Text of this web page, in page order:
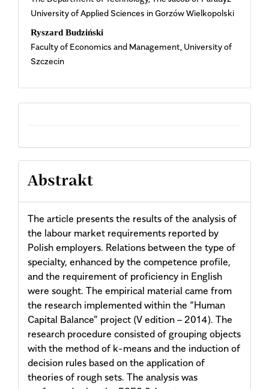
University of Applied Sciences in Gorzów Wielkopolski
Ryszard Budziński
Faculty of Economics and Management, University of
Szczecin
Abstrakt
The article presents the results of the analysis of
the labour market requirements reported by
Polish employers. Relations between the type of
specialty, enhanced by the competence profile,
and the requirement of proficiency in English
were sought. The empirical material came from
the research implemented within the “Human
Capital Balance” project (V edition – 2014). The
research procedure consisted of grouping objects
with the method of k-means and the induction of
decision rules based on the application of
theories of rough sets. The analysis was